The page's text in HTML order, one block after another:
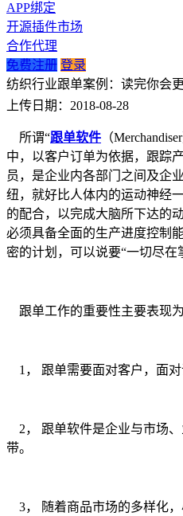
APP绑定
开源插件市场
合作代理
免费注册 登录
纺织行业跟单案例：读完你会
上传日期：2018-08-28
所谓“跟单软件 （
中，以客户订单为依据，跟踪
员，是企业内各部门之间及企
纽，就好比人体内的运动神经
的配合，以完成大脑所下达的
必须具备全面的生产进度控制
密的计划，可以说要“一切尽在
跟单工作的重要性主要表现为
1， 跟单需要面对客户，面对
2， 跟单软件是企业与市场
带。
3， 随着商品市场的多样化